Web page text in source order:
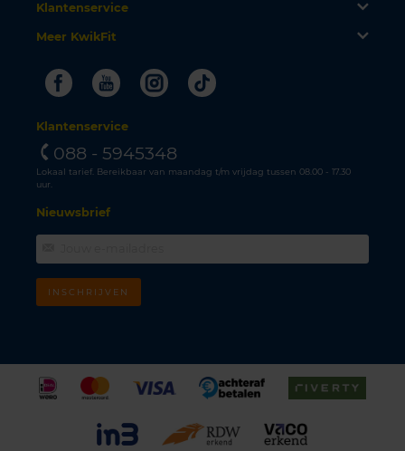
Klantenservice
Meer KwikFit
FacebookYoutubeInstagram
Tiktok
Klantenservice
088 - 5945348
Lokaal tarief. Bereikbaar van maandag t/m vrijdag tussen 08.00 - 17.30
uur.
Nieuwsbrief
INSCHRIJVEN